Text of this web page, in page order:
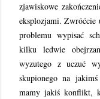
zjawiskowe
eksplozjami. Zwróćcie
problemu wypisać
kilku ledwie
wyzutego z uczuć
skupionego na
mamy jakiś konflikt,